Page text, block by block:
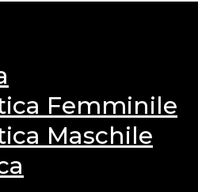
Femminile
Maschile